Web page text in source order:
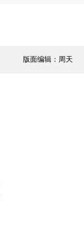
版面编辑：周天